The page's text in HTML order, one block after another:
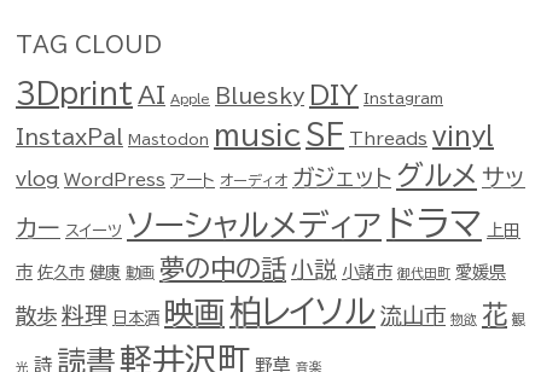
TAG CLOUD
3Dprint AI Apple Bluesky DIY Instagram
InstaxPal Mastodon music SF Threads vinyl
vlog WordPress アート オーディオ ガジェット グルメ サッ
カー スイーツ ソーシャルメディア ドラマ 上田
市 佐久市 健康 動画 夢の中の話 小説 小諸市 御代田町 愛媛県
散歩 料理 日本酒 映画 柏レイソル 流山市 物欲 花 観
光 詩 読書軽井沢町 野草 音楽